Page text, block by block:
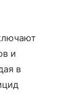
и
в